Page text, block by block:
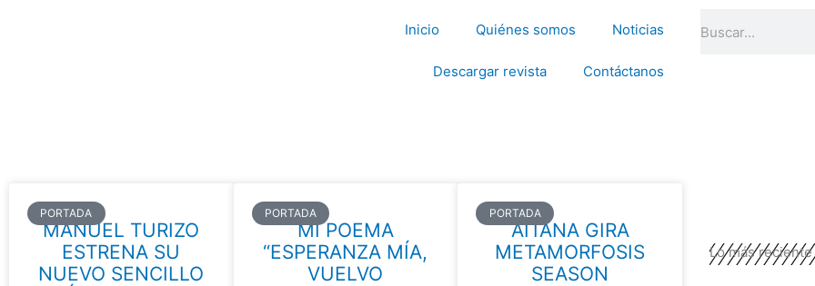
Inicio Quiénes somos Noticias
Descargar revista Contáctanos
PORTADA
MANUEL TURIZO
ESTRENA SU
NUEVO SENCILLO
PORTADA
MI POEMA
“ESPERANZA MÍA,
VUELVO
PORTADA
AITANA GIRA
METAMORFOSIS
SEASON
Lo más reciente